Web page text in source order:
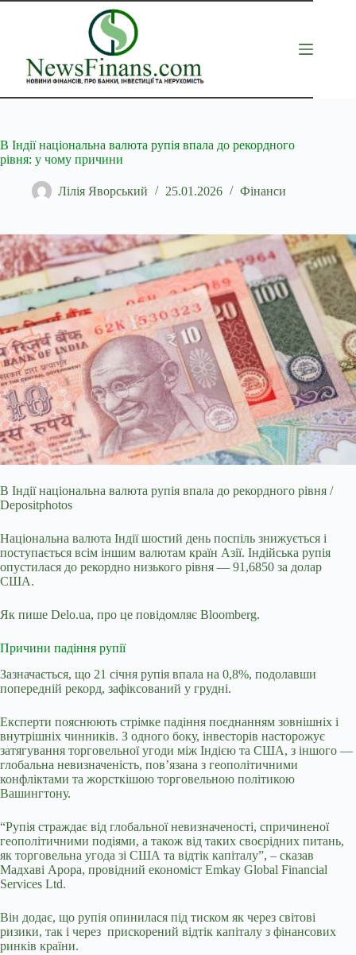
Перейти
В Індії національна валюта рупія впала до рекордного
рівня: у чому причини
Лілія Яворський 25.01.2026 Фінанси
В Індії національна валюта рупія впала до рекордного рівня /
Depositphotos
Національна валюта Індії шостий день поспіль знижується і
поступається всім іншим валютам країн Азії. Індійська рупія
опустилася до рекордно низького рівня — 91,6850 за долар
США.
Як пише Delo.ua, про це повідомляє Bloomberg.
Причини падіння рупії
Зазначається, що 21 січня рупія впала на 0,8%, подолавши
попередній рекорд, зафіксований у грудні.
Експерти пояснюють стрімке падіння поєднанням зовнішніх і
внутрішніх чинників. З одного боку, інвесторів насторожує
затягування торговельної угоди між Індією та США, з іншого —
глобальна невизначеність, пов’язана з геополітичними
конфліктами та жорсткішою торговельною політикою
Вашингтону.
“Рупія страждає від глобальної невизначеності, спричиненої
геополітичними подіями, а також від таких своєрідних питань,
як торговельна угода зі США та відтік капіталу”, – сказав
Мадхаві Арора, провідний економіст Emkay Global Financial
Services Ltd.
Він додає, що рупія опинилася під тиском як через світові
ризики, так і через прискорений відтік капіталу з фінансових
ринків країни.